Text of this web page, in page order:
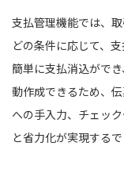
支払管理機能では、
どの条件に応じて、
簡単に支払消込がで
動作成できるため、
への手入力、チェッ
と省力化が実現するで